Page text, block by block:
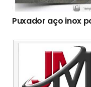
Puxador aço inox